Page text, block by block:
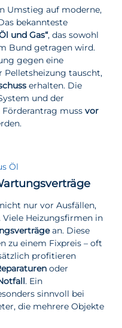
Umstieg auf moderne,
bekannteste
und Gas“, das sowohl
Bund getragen wird.
gegen eine
Pelletsheizung tauscht,
erhalten. Die
und der
mussvor
Öl
nur vor Ausfällen,
Heizungsfirmen in
an. Diese
zu einem Fixpreis – oft
profitieren
oder
. Ein
sinnvoll bei
die mehrere Objekte